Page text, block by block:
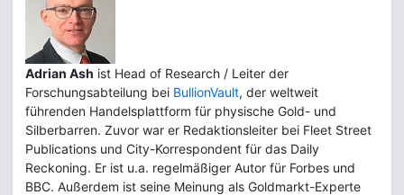
Adrian Ash ist Head of Research / Leiter der
Forschungsabteilung bei BullionVault, der weltweit
führenden Handelsplattform für physische Gold- und
Silberbarren. Zuvor war er Redaktionsleiter bei Fleet Street
Publications und City-Korrespondent für das Daily
Reckoning. Er ist u.a. regelmäßiger Autor für Forbes und
BBC. Außerdem ist seine Meinung als Goldmarkt-Experte